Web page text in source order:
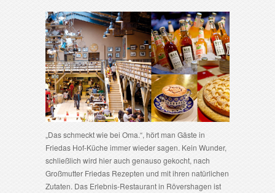
„Das schmeckt wie bei Oma.“, hört man Gäste in
Friedas Hof-Küche immer wieder sagen. Kein Wunder,
schließlich wird hier auch genauso gekocht, nach
Großmutter Friedas Rezepten und mit ihren natürlichen
Zutaten. Das Erlebnis-Restaurant in Rövershagen ist